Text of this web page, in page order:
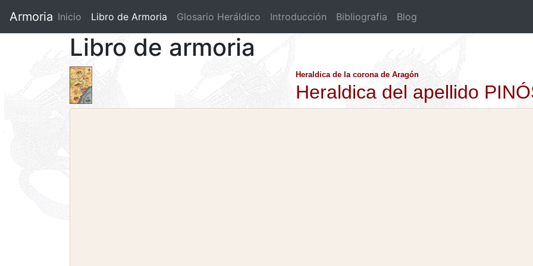
Armoria Inicio Libro de Armoria (current)
Glosario Heráldico Introducción Bibliografia Blog
Libro de armoria
Heraldica de la corona de Aragón
Heraldica del apellido